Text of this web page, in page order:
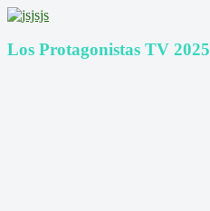
Los Protagonistas TV 2025